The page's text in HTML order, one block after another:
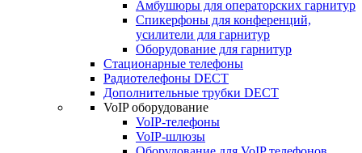
Амбушюры для операторских гарнитур
Cпикерфоны для конференций,
усилители для гарнитур
Оборудование для гарнитур
Стационарные телефоны
Радиотелефоны DECT
Дополнительные трубки DECT
VoIP оборудование
VoIP-телефоны
VoIP-шлюзы